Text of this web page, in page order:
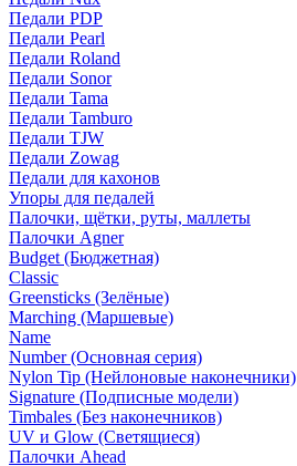
Педали PDP
Педали Pearl
Педали Roland
Педали Sonor
Педали Tama
Педали Tamburo
Педали TJW
Педали Zowag
Педали для кахонов
Упоры для педалей
Палочки, щётки, руты, маллеты
Палочки Agner
Budget (Бюджетная)
Classic
Greensticks (Зелёные)
Marching (Маршевые)
Name
Number (Основная серия)
Nylon Tip (Нейлоновые наконечники)
Signature (Подписные модели)
Timbales (Без наконечников)
UV и Glow (Светящиеся)
Палочки Ahead